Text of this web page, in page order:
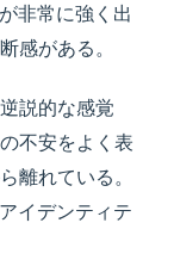
非常に強く出
感がある。
説的な感覚
不安をよく表
離れている。
イデンティテ